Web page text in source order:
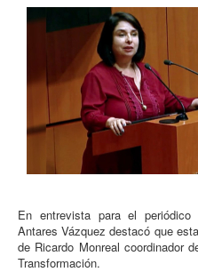
En entrevista para el
Antares Vázquez destacó que
de Ricardo Monreal coordinador
Transformación.